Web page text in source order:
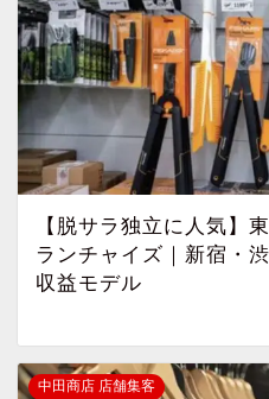
【脱サラ独立に人気】
ランチャイズ｜新宿・
収益モデル
中田商店 店舗集客